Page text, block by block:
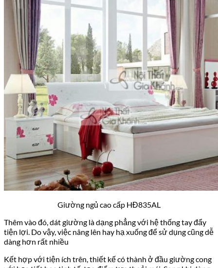
Giường ngủ cao cấp HĐ835AL
Thêm vào đó, dát giường là dạng phẳng với hệ thống tay đẩy
tiện lợi. Do vậy, việc nâng lên hay hạ xuống để sử dụng cũng dễ
dàng hơn rất nhiều
Kết hợp với tiện ích trên, thiết kế có thành ở đầu giường cong